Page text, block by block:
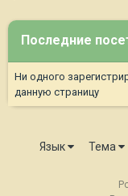
Последние
Ни одного
данную страницу
Язык Тема